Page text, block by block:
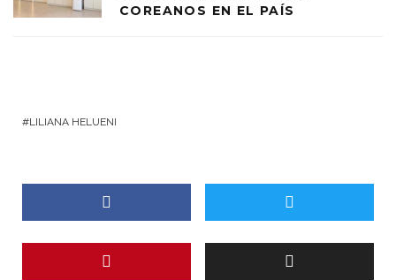
COREANOS EN EL PAÍS
LILIANA HELUENI